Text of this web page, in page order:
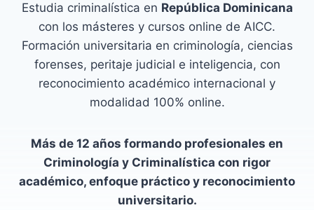
Estudia criminalística en República Dominicana
con los másteres y cursos online de AICC.
Formación universitaria en criminología, ciencias
forenses, peritaje judicial e inteligencia, con
reconocimiento académico internacional y
modalidad 100% online.
Más de 12 años formando profesionales en
Criminología y Criminalística con rigor
académico, enfoque práctico y reconocimiento
universitario.